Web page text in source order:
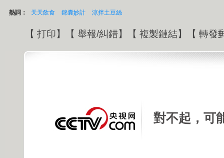
熱詞： 天天飲食 錦囊妙計 涼拌土豆絲
【 打印】【 舉報/糾錯】【 複製鏈結】【 轉發
對不起，可